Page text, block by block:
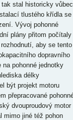
stal historicky vůbec
tlustého křídla se
Vývoj pohonné
plány přitom počítaly
aby se tento
dopravního
pohonné jednotky
délky
být projekt motoru
přepracované
dvouproudový motor
mimo jiné též pohon